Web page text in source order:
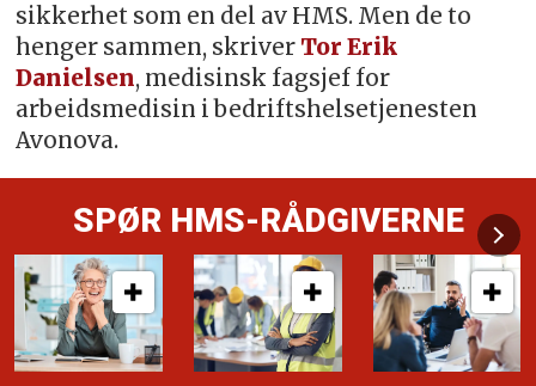
sikkerhet som en del av HMS. Men de to
henger sammen, skriver Tor Erik
Danielsen, medisinsk fagsjef for
arbeidsmedisin i bedriftshelsetjenesten
Avonova.
SPØR HMS-RÅDGIVERNE